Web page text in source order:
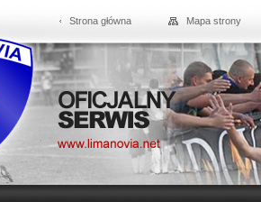
Strona główna Mapa strony